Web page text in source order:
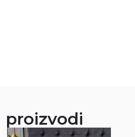
proizvodi